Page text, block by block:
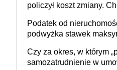
policzył koszt zmiany.
Podatek od
podwyżka stawek
budynków i lokali
prowadzeniem
Czy za okres, w którym
samozatrudnienie w